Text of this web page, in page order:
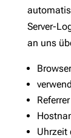
Server-
an uns
Uhrzeit